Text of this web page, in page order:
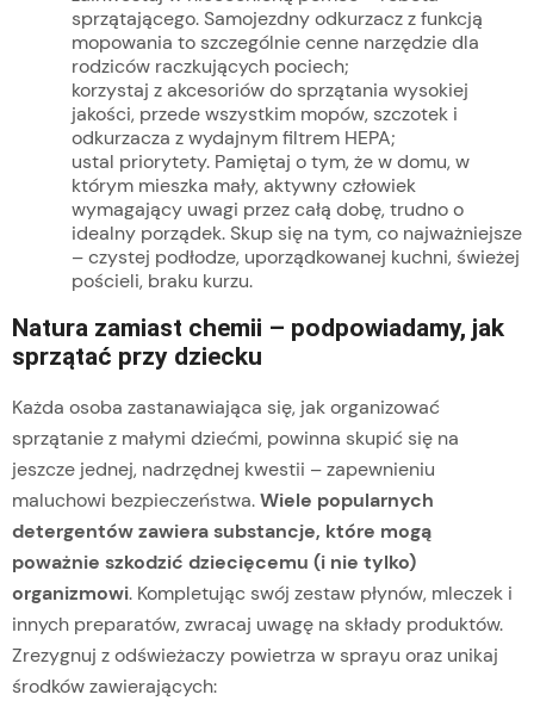
sprzątającego. Samojezdny odkurzacz z funkcją
mopowania to szczególnie cenne narzędzie dla
rodziców raczkujących pociech;
korzystaj z akcesoriów do sprzątania wysokiej
jakości, przede wszystkim mopów, szczotek i
odkurzacza z wydajnym filtrem HEPA;
ustal priorytety. Pamiętaj o tym, że w domu, w
którym mieszka mały, aktywny człowiek
wymagający uwagi przez całą dobę, trudno o
idealny porządek. Skup się na tym, co najważniejsze
– czystej podłodze, uporządkowanej kuchni, świeżej
pościeli, braku kurzu.
Natura zamiast chemii – podpowiadamy, jak
sprzątać przy dziecku
Każda osoba zastanawiająca się, jak organizować
sprzątanie z małymi dziećmi, powinna skupić się na
jeszcze jednej, nadrzędnej kwestii – zapewnieniu
maluchowi bezpieczeństwa.Wiele popularnych
detergentów zawiera substancje, które mogą
poważnie szkodzić dziecięcemu (i nie tylko)
organizmowi. Kompletując swój zestaw płynów, mleczek i
innych preparatów, zwracaj uwagę na składy produktów.
Zrezygnuj z odświeżaczy powietrza w sprayu oraz unikaj
środków zawierających: